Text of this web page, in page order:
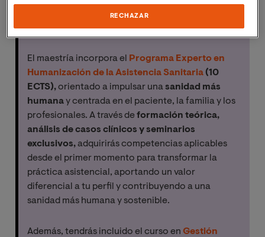
Formación diferencial incluida en tu
matrícula
El maestría incorpora el
Programa Experto en
Humanización de la Asistencia Sanitaria (10
ECTS),orientado a impulsar unasanidad más
humanay centrada en el paciente, la familia y los
profesionales. A través deformación teórica,
análisis de casos clínicos y seminarios
exclusivos,adquirirás competencias aplicables
desde el primer momento para transformar la
práctica asistencial, aportando un valor
diferencial a tu perfil y contribuyendo a una
sanidad más humana y sostenible.
Además, tendrás incluido el curso en Gestión
RECHAZAR